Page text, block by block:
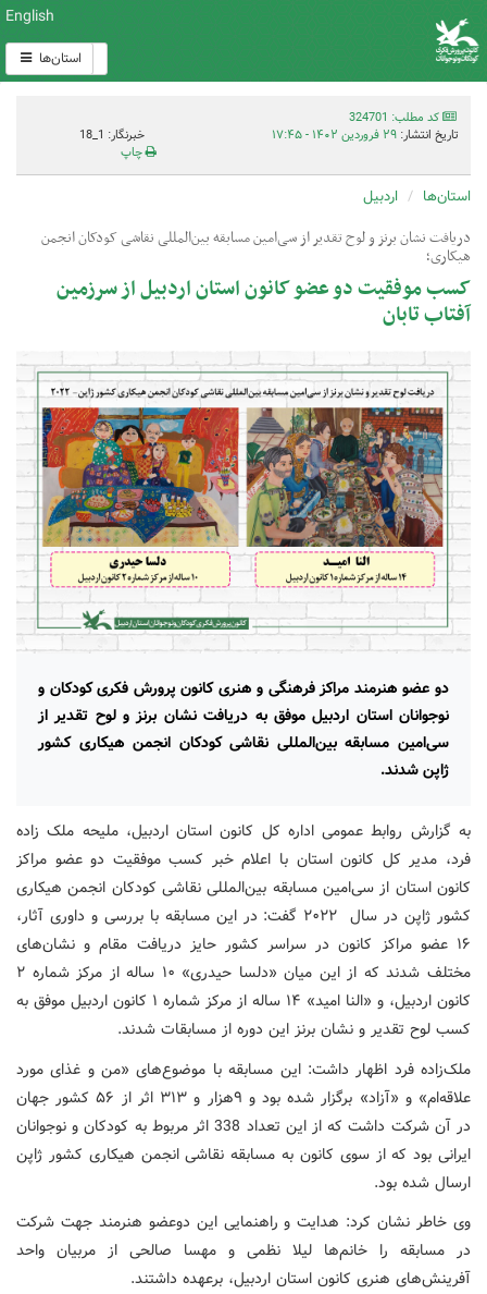
English
استان‌ها
کد مطلب: 324701
تاریخ انتشار: ۲۹ فروردین ۱۴۰۲ - ۱۷:۴۵
خبرنگار: 1_18
چاپ
استان‌ها اردبیل
دریافت نشان برنز و لوح تقدیر از سی‌امین مسابقه بین‌المللی نقاشی کودکان انجمن
هیکاری؛
کسب موفقیت دو عضو کانون استان اردبیل از سرزمین
آفتاب تابان
دو عضو هنرمند مراکز فرهنگی و هنری کانون پرورش فکری کودکان و
نوجوانان استان اردبیل موفق به دریافت نشان برنز و لوح تقدیر از
سی‌امین مسابقه بین‌المللی نقاشی کودکان انجمن هیکاری کشور
ژاپن شدند.
به گزارش روابط عمومی اداره کل کانون استان اردبیل، ملیحه ملک زاده
فرد، مدیر کل کانون استان با اعلام خبر کسب موفقیت دو عضو مراکز
کانون استان از سی‌امین مسابقه بین‌المللی نقاشی کودکان انجمن هیکاری
کشور ژاپن در سال ۲۰۲۲ گفت: در این مسابقه با بررسی و داوری آثار،
۱۶ عضو مراکز کانون در سراسر کشور حایز دریافت مقام و نشان‌های
مختلف شدند که از این میان «دلسا حیدری» ۱۰ ساله از مرکز شماره ۲
کانون اردبیل، و «النا امید» ۱۴ ساله از مرکز شماره ۱ کانون اردبیل موفق به
کسب لوح تقدیر و نشان برنز این دوره از مسابقات شدند.
ملک‌زاده فرد اظهار داشت: این مسابقه با موضوع‌های «من و غذای مورد
علاقه‌ام» و «آزاد» برگزار شده بود و ۹هزار و ۳۱۳ اثر از ۵۶ کشور جهان
در آن شرکت داشت که از این تعداد 338 اثر مربوط به کودکان و نوجوانان
ایرانی بود که از سوی کانون به مسابقه نقاشی انجمن هیکاری کشور ژاپن
ارسال شده بود.
وی خاطر نشان کرد: هدایت و راهنمایی این دوعضو هنرمند جهت شرکت
در مسابقه را خانم‌ها لیلا نظمی و مهسا صالحی از مربیان واحد
آفرینش‌های هنری کانون استان اردبیل، برعهده داشتند.